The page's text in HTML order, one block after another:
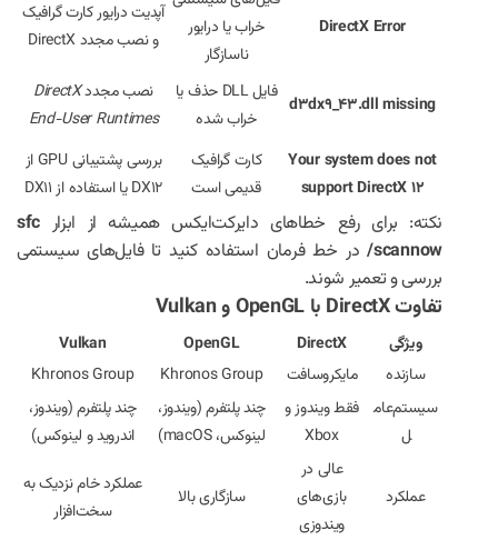
DirectX Error
خراب یا درایور
ناسازگار
آپدیت درایور کارت گرافیک
و نصب مجدد DirectX
d3dx9_43.dll missing
فایل DLL حذف یا
خراب شده
نصب مجددDirectX
End-User Runtimes
Your system does not
support DirectX 12
کارت گرافیک
قدیمی است
بررسی پشتیبانی GPU از
DX12 یا استفاده از DX11
نکته: برای رفع خطاهای دایرکت‌ایکس همیشه از ابزار sfc
/scannowدر خط فرمان استفاده کنید تا فایل‌های سیستمی
بررسی و تعمیر شوند.
تفاوت DirectX با OpenGL و Vulkan
ویژگی DirectX
OpenGL
Vulkan
سازنده
مایکروسافت Khronos Group
Khronos Group
سیستم‌عام
ل
فقط ویندوز و
Xbox
چند پلتفرم (ویندوز،
لینوکس، macOS)
چند پلتفرم (ویندوز،
اندروید و لینوکس)
عملکرد
عالی در
بازی‌های
ویندوزی
سازگاری بالا
عملکرد خام نزدیک به
سخت‌افزار